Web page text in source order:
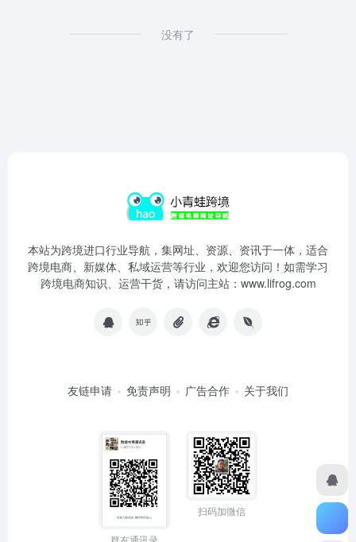
没有了
本站为跨境进口行业导航，集网址、资源、资讯于一体，适合
跨境电商、新媒体、私域运营等行业，欢迎您访问！如需学习
跨境电商知识、运营干货，请访问主站：www.lifrog.com
友链申请 免责声明 广告合作 关于我们
扫码加微信